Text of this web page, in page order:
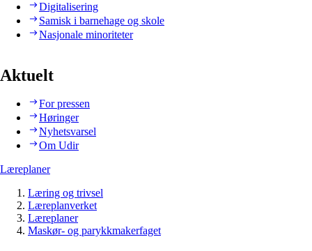
Digitalisering
Samisk i barnehage og skole
Nasjonale minoriteter
Aktuelt
For pressen
Høringer
Nyhetsvarsel
Om Udir
Læreplaner
Læring og trivsel
Læreplanverket
Læreplaner
Maskør- og parykkmakerfaget